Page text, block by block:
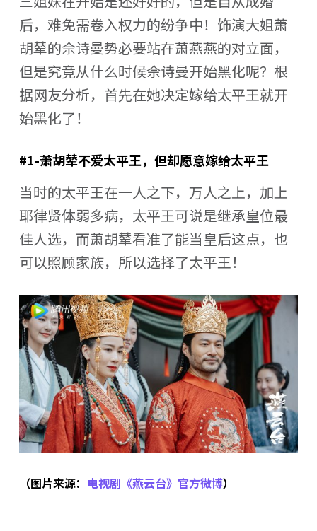
后，难免需卷入权力的纷争中！饰演大姐萧
胡辇的佘诗曼势必要站在萧燕燕的对立面，
但是究竟从什么时候佘诗曼开始黑化呢？根
据网友分析，首先在她决定嫁给太平王就开
始黑化了！
#1-萧胡辇不爱太平王，但却愿意嫁给太平王
当时的太平王在一人之下，万人之上，加上
耶律贤体弱多病，太平王可说是继承皇位最
佳人选，而萧胡辇看准了能当皇后这点，也
可以照顾家族，所以选择了太平王！
（图片来源： 电视剧《燕云台》官方微博）